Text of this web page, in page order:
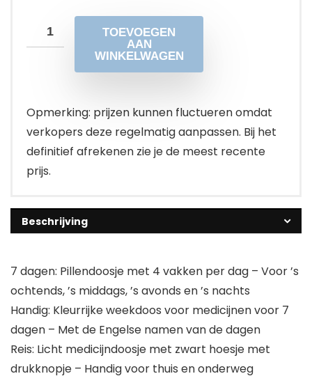
TOEVOEGEN
AAN
WINKELWAGEN
Opmerking: prijzen kunnen fluctueren omdat
verkopers deze regelmatig aanpassen. Bij het
definitief afrekenen zie je de meest recente
prijs.
Beschrijving
7 dagen: Pillendoosje met 4 vakken per dag – Voor ’s
ochtends, ’s middags, ’s avonds en ’s nachts
Handig: Kleurrijke weekdoos voor medicijnen voor 7
dagen – Met de Engelse namen van de dagen
Reis: Licht medicijndoosje met zwart hoesje met
drukknopje – Handig voor thuis en onderweg